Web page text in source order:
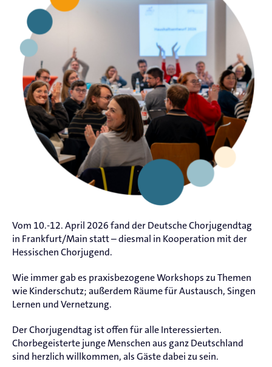
Vom 10.-12. April 2026 fand der Deutsche Chorjugendtag
in Frankfurt/Main statt – diesmal in Kooperation mit der
Hessischen Chorjugend.
Wie immer gab es praxisbezogene Workshops zu Themen
wie Kinderschutz; außerdem Räume für Austausch, Singen
Lernen und Vernetzung.
Der Chorjugendtag ist offen für alle Interessierten.
Chorbegeisterte junge Menschen aus ganz Deutschland
sind herzlich willkommen, als Gäste dabei zu sein.